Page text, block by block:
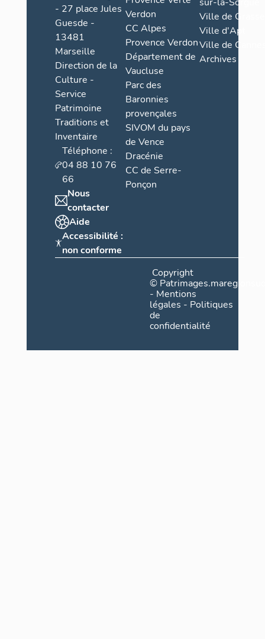
- 27 place Jules
Guesde -
13481
Marseille
Direction de la
Culture -
Service
Patrimoine
Traditions et
Inventaire
Téléphone :
04 88 10 76
66
Nous
contacter
Aide
Accessibilité :
non conforme
Verdon
CC Alpes
Provence Verdon
Département de
Vaucluse
Parc des
Baronnies
provençales
SIVOM du pays
de Vence
Dracénie
CC de Serre-
Ponçon
Ville de Grasse
Ville d'Apt
Ville de
Archives
Copyright
©
- Mentions
légales - Politiques
de
confidentialité